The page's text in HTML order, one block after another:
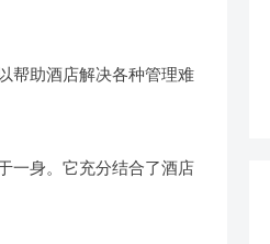
帮助酒店解决各种管理难
一身。它充分结合了酒店